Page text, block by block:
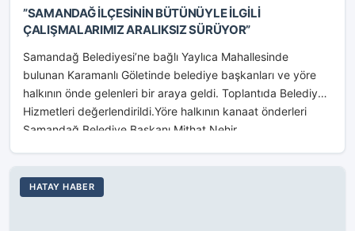
”SAMANDAĞ İLÇESİNİN BÜTÜNÜYLE İLGİLİ
ÇALIŞMALARIMIZ ARALIKSIZ SÜRÜYOR”
Samandağ Belediyesi’ne bağlı Yaylıca Mahallesinde
bulunan Karamanlı Göletinde belediye başkanları ve yöre
halkının önde gelenleri bir araya geldi. Toplantıda Belediye
Hizmetleri değerlendirildi.Yöre halkının kanaat önderleri
Samandağ Belediye Başkanı Mithat Nehir...
HATAY HABER